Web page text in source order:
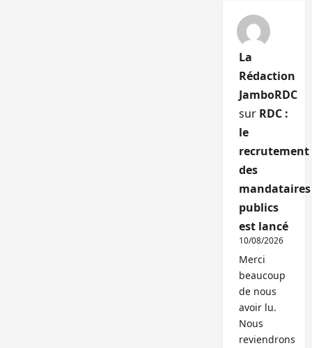
La
Rédaction
JamboRDC
sur RDC :
le
recrutement
des
mandataires
publics
est lancé
10/08/2026
Merci
beaucoup
de nous
avoir lu.
Nous
reviendrons